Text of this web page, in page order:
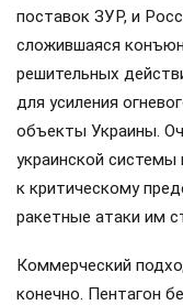
поставок ЗУР, и
сложившаяся
решительных
для усиления
объекты Украины.
украинской
к критическому
ракетные атаки им
Коммерческий
конечно. Пентагон